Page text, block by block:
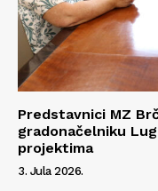
Predstavnici MZ
gradonačelniku
projektima
3. Jula 2026.